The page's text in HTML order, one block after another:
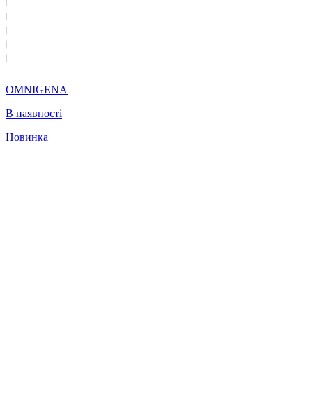
OMNIGENA
В наявності
Новинка